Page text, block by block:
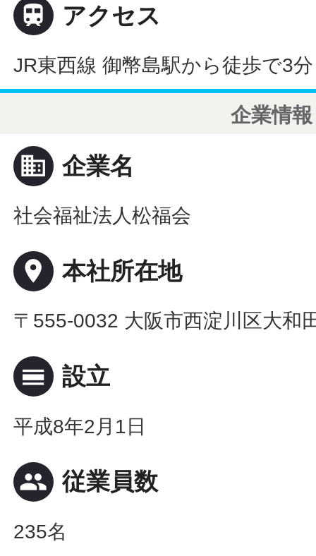
 アクセス
JR東西線 御幣島駅から徒歩で3分
企業情報
business 企業名
社会福祉法人松福会
place 本社所在地
〒555-0032 大阪市西淀川区大和
calendar_view_day 設立
平成8年2月1日
people 従業員数
235名